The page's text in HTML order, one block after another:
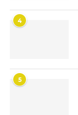
4
5